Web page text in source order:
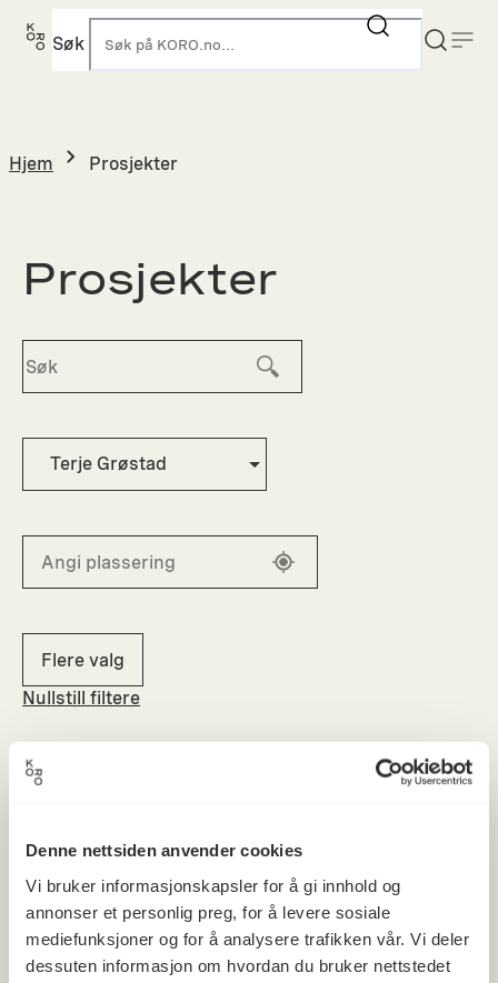
Denne nettsiden anvender cookies
Vi bruker informasjonskapsler for å gi innhold og
annonser et personlig preg, for å levere sosiale
mediefunksjoner og for å analysere trafikken vår. Vi deler
dessuten informasjon om hvordan du bruker nettstedet
Hopp
Søk
Hjem Prosjekter
Prosjekter
Terje Grøstad
Flere valg
Nullstill filtere